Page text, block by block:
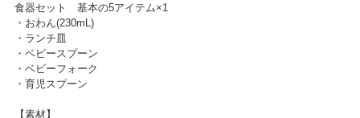
食器セット 基本の5アイテム×1
・おわん(230mL)
・ランチ皿
・ベビースプーン
・ベビーフォーク
・育児スプーン
【素材】